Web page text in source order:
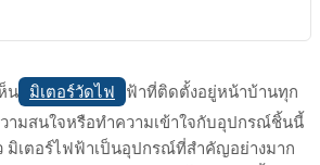
น มิเตอร์วัดไฟ
ฟ้าที่ติดตั้งอยู่หน้าบ้านทุก
ามสนใจหรือทำความเข้าใจกับอุปกรณ์ชิ้นนี้
มิเตอร์ไฟฟ้าเป็นอุปกรณ์ที่สำคัญอย่างมาก